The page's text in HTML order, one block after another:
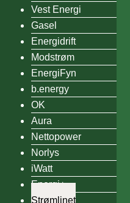
Vest Energi
Gasel
Energidrift
Modstrøm
EnergiFyn
b.energy
OK
Aura
Nettopower
Norlys
iWatt
Energi+
Strømlinet